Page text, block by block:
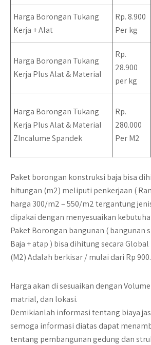
Harga Borongan Tukang
Kerja + Alat
Rp. 8.900
Per kg
Harga Borongan Tukang
Kerja Plus Alat & Material
Rp.
28.900
per kg
Harga Borongan Tukang
Kerja Plus Alat & Material
ZIncalume Spandek
Rp.
280.000
Per M2
Paket borongan konstruksi baja bisa
hitungan (m2) meliputi penkerjaan (
harga 300/m2 – 550/m2 tergantung
dipakai dengan menyesuaikan
Paket Borongan bangunan ( bangunan
Baja + atap ) bisa dihitung secara
(M2) Adalah berkisar / mulai dari Rp
Harga akan di sesuaikan dengan
matrial, dan lokasi.
Demikianlah informasi tentang biaya
semoga informasi diatas dapat
tentang pembangunan gedung dan